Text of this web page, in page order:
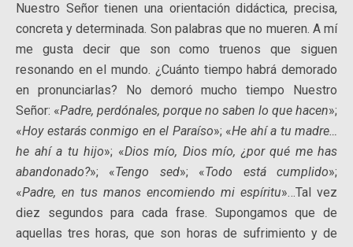
Nuestro Señor tienen una orientación didáctica, precisa,
concreta y determinada. Son palabras que no mueren. A mí
me gusta decir que son como truenos que siguen
resonando en el mundo. ¿Cuánto tiempo habrá demorado
en pronunciarlas? No demoró mucho tiempo Nuestro
Señor: «Padre, perdónales, porque no saben lo que hacen»;
«Hoy estarás conmigo en el Paraíso»; «He ahí a tu madre…
he ahí a tu hijo»; «Dios mío, Dios mío, ¿por qué me has
abandonado?»; «Tengo sed»; «Todo está cumplido»;
«Padre, en tus manos encomiendo mi espíritu»…Tal vez
diez segundos para cada frase. Supongamos que de
aquellas tres horas, que son horas de sufrimiento y de